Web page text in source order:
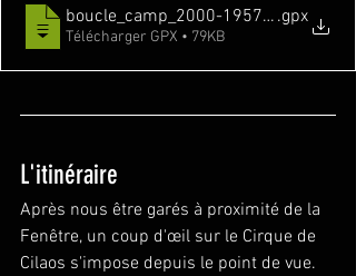
boucle_camp_2000-19577425-
.gpx
Télécharger GPX • 79KB
L'itinéraire
Après nous être garés à proximité de la
Fenêtre, un coup d'œil sur le Cirque de
Cilaos s'impose depuis le point de vue.